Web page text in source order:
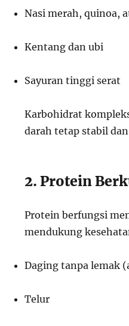
Nasi merah, quinoa,
Kentang dan ubi
Sayuran tinggi serat
Karbohidrat
darah tetap stabil
2. Protein
Protein berfungsi
mendukung
Daging tanpa lemak
Telur